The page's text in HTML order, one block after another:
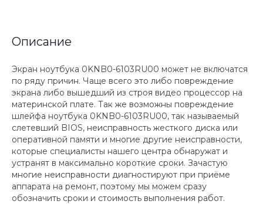
Описание
Экран ноутбука 0KNB0-6103RU00 может не включатся
по ряду причин. Чаще всего это либо повреждение
экрана либо вышедший из строя видео процессор на
материнской плате. Так же возможны повреждение
шлейфа ноутбука 0KNB0-6103RU00, так называемый
слетевший BIOS, неисправность жесткого диска или
оперативной памяти и многие другие неисправности,
которые специалисты нашего центра обнаружат и
устранят в максимально короткие сроки. Зачастую
многие неисправности диагностируют при приёме
аппарата на ремонт, поэтому мы можем сразу
обозначить сроки и стоимость выполнения работ.